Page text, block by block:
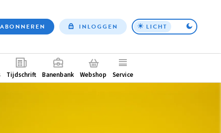
Top
ABONNEREN INLOGGEN LICHT
Tijdschrift Banenbank Webshop Service